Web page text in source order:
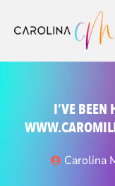
I’VE
Carolina